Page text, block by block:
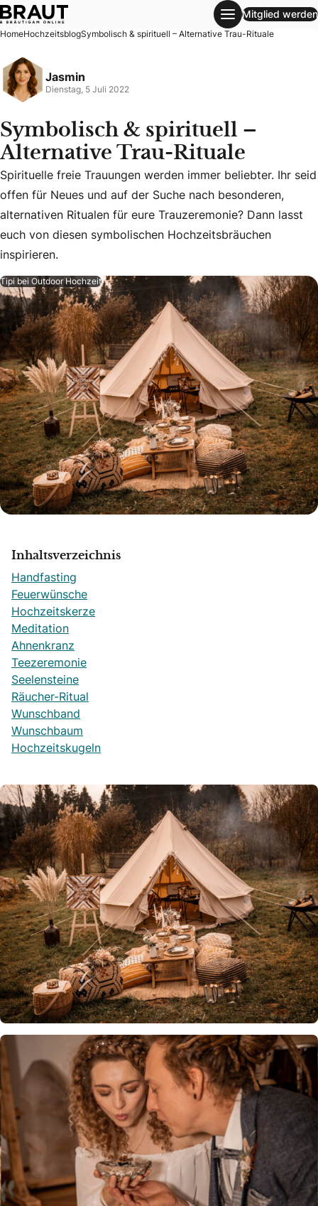
Symbolisch & spirituell – Alternative Trau-Rituale
Mitglied werden
HomeHochzeitsblogSymbolisch & spirituell – Alternative Trau-Rituale
Jasmin
Dienstag, 5 Juli 2022
Symbolisch & spirituell –
Alternative Trau-Rituale
Spirituelle freie Trauungen werden immer beliebter. Ihr
Spirituelle freie Trauungen werden immer beliebter. Ihr seid
offen für Neues und auf der Suche nach besonderen,
alternativen Ritualen für eure Trauzeremonie? Dann lasst
euch von diesen symbolischen Hochzeitsbräuchen
inspirieren.
Tipi bei Outdoor Hochzeit
Inhaltsverzeichnis
Handfasting
Feuerwünsche
Hochzeitskerze
Meditation
Ahnenkranz
Teezeremonie
Seelensteine
Räucher-Ritual
Wunschband
Wunschbaum
Hochzeitskugeln